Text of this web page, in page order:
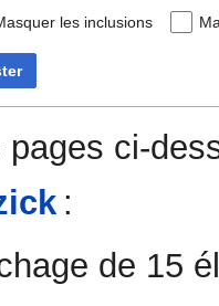
les inclusions
pages ci-
:
de 15